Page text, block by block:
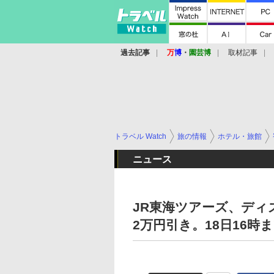
過去記事 万博 ・ 園芸博 取材記事
トラベル Watch 旅の情報 ホテル・旅館
ニュース
JR東海ツアーズ、ディ
2万円引き。18日16時